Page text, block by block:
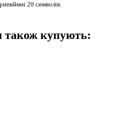
20 символів.
також купують: